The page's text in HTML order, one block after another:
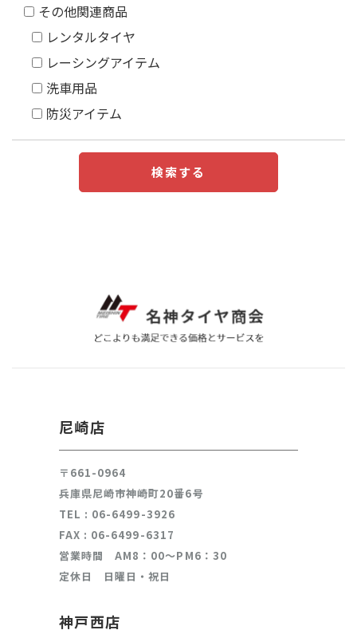
その他関連商品
レンタルタイヤ
レーシングアイテム
洗車用品
防災アイテム
尼崎店
〒661-0964
兵庫県尼崎市神崎町20番6号
TEL : 06-6499-3926
FAX : 06-6499-6317
営業時間 AM8：00～PM6：30
定休日 日曜日・祝日
神戸西店